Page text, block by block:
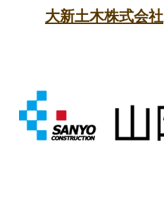
大新土木株式会社